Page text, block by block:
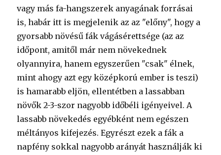
vagy más fa-hangszerek anyagának forrásai
is, habár itt is megjelenik az az "előny", hogy a
gyorsabb növésű fák vágásérettsége (az az
időpont, amitől már nem növekednek
olyannyira, hanem egyszerűen "csak" élnek,
mint ahogy azt egy középkorú ember is teszi)
is hamarabb eljön, ellentétben a lassabban
növők 2-3-szor nagyobb időbéli igényeivel. A
lassabb növekedés egyébként nem egészen
méltányos kifejezés. Egyrészt ezek a fák a
napfény sokkal nagyobb arányát használják ki